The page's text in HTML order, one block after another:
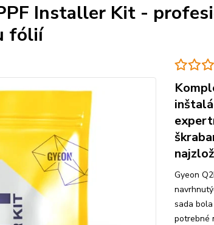
Installer Kit -
fólií
Gyeon
sada
potrebné